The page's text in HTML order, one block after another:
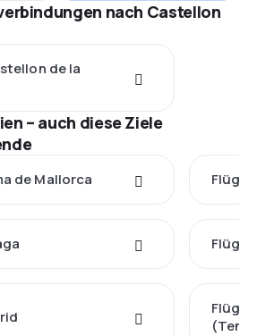
nach Castellon
de la
– auch diese Ziele
de Mallorca Flüge
Flüge
Flüge